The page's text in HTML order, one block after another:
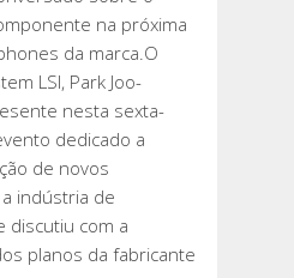
na próxima
da marca.O
LSI, Park Joo-
nesta sexta-
dedicado a
de novos
indústria de
discutiu com a
planos da fabricante